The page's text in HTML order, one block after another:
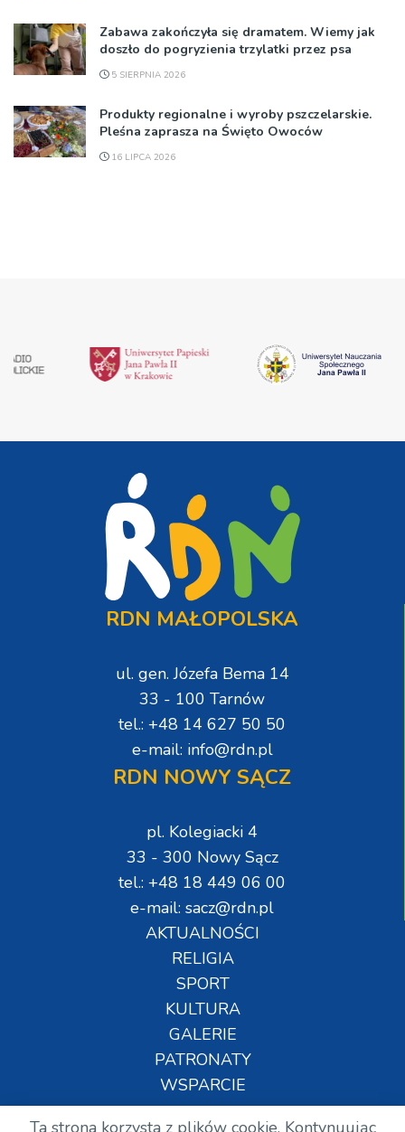
Zabawa zakończyła się dramatem. Wiemy jak
doszło do pogryzienia trzylatki przez psa
5 SIERPNIA 2026
Produkty regionalne i wyroby pszczelarskie.
Pleśna zaprasza na Święto Owoców
16 LIPCA 2026
RDN MAŁOPOLSKA
ul. gen. Józefa Bema 14
33 - 100 Tarnów
tel.: +48 14 627 50 50
e-mail: info@rdn.pl
RDN NOWY SĄCZ
pl. Kolegiacki 4
33 - 300 Nowy Sącz
tel.: +48 18 449 06 00
e-mail: sacz@rdn.pl
AKTUALNOŚCI
RELIGIA
SPORT
KULTURA
GALERIE
PATRONATY
WSPARCIE
Ta strona korzysta z plików cookie. Kontynuując